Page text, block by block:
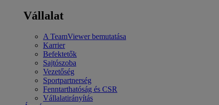
Vállalat
A TeamViewer bemutatása
Karrier
Befektetők
Sajtószoba
Vezetőség
Sportpartnerség
Fenntarthatóság és CSR
Vállalatirányítás